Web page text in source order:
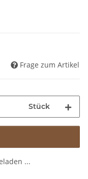
Frage zum Artikel
Stück
...